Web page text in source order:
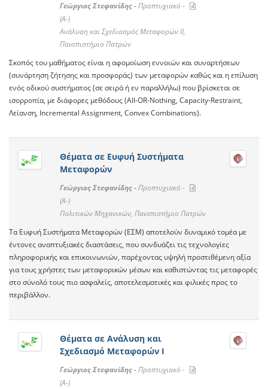
Γεώργιος Στεφανίδης -Προπτυχιακό -
(A-)
Ανάλυση και Σχεδιασμός Μεταφορών ΙΙ,
Πανεπιστήμιο Πατρών
Σκοπός του μαθήματος είναι η αφομοίωση εννοιών και συναρτήσεων
(συνάρτηση ζήτησης και προσφοράς) των μεταφορών καθώς και η επίλυση
ενός οδικού συστήματος (σε σειρά ή εν παραλλήλω) που βρίσκεται σε
ισορροπία, με διάφορες μεθόδους (All-OR-Nothing, Capacity-Restraint,
Λείανση, Incremental Assignment, Convex Combinations).
Θέματα σε Ευφυή Συστήματα
Μεταφορών
Γεώργιος Στεφανίδης -Προπτυχιακό -
(A-)
Πολιτικών Μηχανικών, Πανεπιστήμιο Πατρών
Τα Ευφυή Συστήματα Μεταφορών (ΕΣΜ) αποτελούν δυναμικό τομέα με
έντονες αναπτυξιακές διαστάσεις, που συνδυάζει τις τεχνολογίες
πληροφορικής και επικοινωνιών, παρέχοντας υψηλή προστιθέμενη αξία
για τους χρήστες των μεταφορικών μέσων και καθιστώντας τις μεταφορές
στο σύνολό τους πιο ασφαλείς, αποτελεσματικές και φιλικές προς το
περιβάλλον.
Θέματα σε Ανάλυση και
Σχεδιασμό Μεταφορών Ι
Γεώργιος Στεφανίδης -Προπτυχιακό -
(A-)